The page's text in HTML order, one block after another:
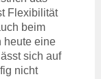
Flexibilität
beim
heute eine
sich auf
nicht